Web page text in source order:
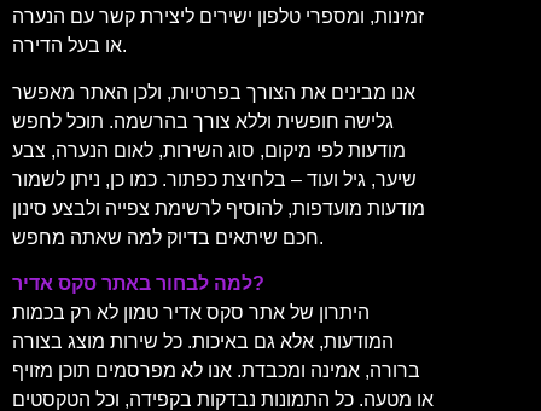
זמינות, ומספרי טלפון ישירים ליצירת קשר עם הנערה
או בעל הדירה.
אנו מבינים את הצורך בפרטיות, ולכן האתר מאפשר
גלישה חופשית וללא צורך בהרשמה. תוכל לחפש
מודעות לפי מיקום, סוג השירות, לאום הנערה, צבע
שיער, גיל ועוד – בלחיצת כפתור. כמו כן, ניתן לשמור
מודעות מועדפות, להוסיף לרשימת צפייה ולבצע סינון
חכם שיתאים בדיוק למה שאתה מחפש.
למה לבחור באתר סקס אדיר?
היתרון של אתר סקס אדיר טמון לא רק בכמות
המודעות, אלא גם באיכות. כל שירות מוצג בצורה
ברורה, אמינה ומכבדת. אנו לא מפרסמים תוכן מזויף
או מטעה. כל התמונות נבדקות בקפידה, וכל הטקסטים